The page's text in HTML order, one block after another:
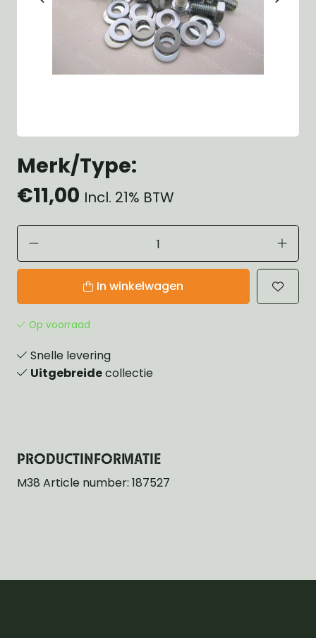
Merk/Type:
€11,00 Incl. 21% BTW
In winkelwagen
Op voorraad
Snelle levering
Uitgebreidecollectie
PRODUCTINFORMATIE
M38 Article number: 187527